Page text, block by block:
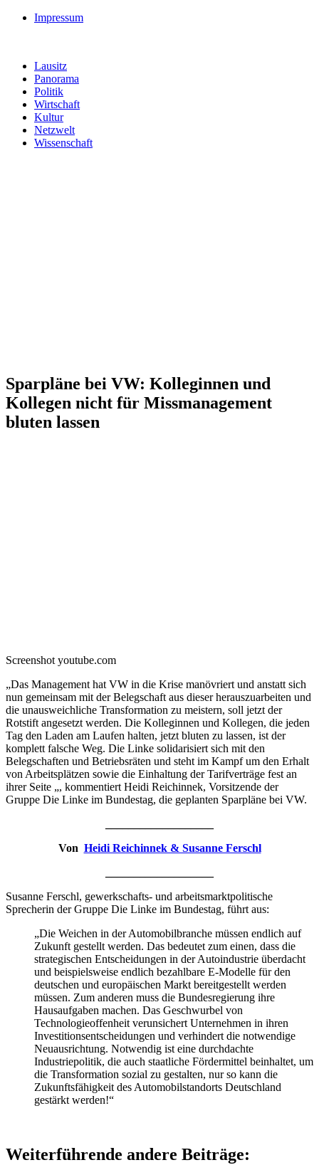
Impressum
Lausitz
Panorama
Politik
Wirtschaft
Kultur
Netzwelt
Wissenschaft
Sparpläne bei VW: Kolleginnen und
Kollegen nicht für Missmanagement
bluten lassen
Screenshot youtube.com
„Das Management hat VW in die Krise manövriert und anstatt sich
nun gemeinsam mit der Belegschaft aus dieser herauszuarbeiten und
die unausweichliche Transformation zu meistern, soll jetzt der
Rotstift angesetzt werden. Die Kolleginnen und Kollegen, die jeden
Tag den Laden am Laufen halten, jetzt bluten zu lassen, ist der
komplett falsche Weg. Die Linke solidarisiert sich mit den
Belegschaften und Betriebsräten und steht im Kampf um den Erhalt
von Arbeitsplätzen sowie die Einhaltung der Tarifverträge fest an
ihrer Seite „, kommentiert Heidi Reichinnek, Vorsitzende der
Gruppe Die Linke im Bundestag, die geplanten Sparpläne bei VW.
Von Heidi Reichinnek & Susanne Ferschl
Susanne Ferschl, gewerkschafts- und arbeitsmarktpolitische
Sprecherin der Gruppe Die Linke im Bundestag, führt aus:
„Die Weichen in der Automobilbranche müssen endlich auf
Zukunft gestellt werden. Das bedeutet zum einen, dass die
strategischen Entscheidungen in der Autoindustrie überdacht
und beispielsweise endlich bezahlbare E-Modelle für den
deutschen und europäischen Markt bereitgestellt werden
müssen. Zum anderen muss die Bundesregierung ihre
Hausaufgaben machen. Das Geschwurbel von
Technologieoffenheit verunsichert Unternehmen in ihren
Investitionsentscheidungen und verhindert die notwendige
Neuausrichtung. Notwendig ist eine durchdachte
Industriepolitik, die auch staatliche Fördermittel beinhaltet, um
die Transformation sozial zu gestalten, nur so kann die
Zukunftsfähigkeit des Automobilstandorts Deutschland
gestärkt werden!“
Weiterführende andere Beiträge: